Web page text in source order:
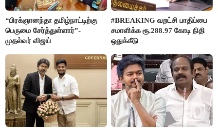
“பிரக்ஞானந்தா தமிழ்நாட்டிற்கு
பெருமை சேர்த்துள்ளார்”-
முதல்வர் விஜய்
#BREAKING வறட்சி பாதிப்பை
சமாளிக்க ரூ.288.97 கோடி நிதி
ஒதுக்கீடு